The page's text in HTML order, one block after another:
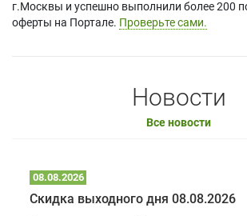
г.Москвы и успешно выполнили более 200
оферты на Портале. Проверьте сами.
Новости
Все новости
08.08.2026
Скидка выходного дня 08.08.2026